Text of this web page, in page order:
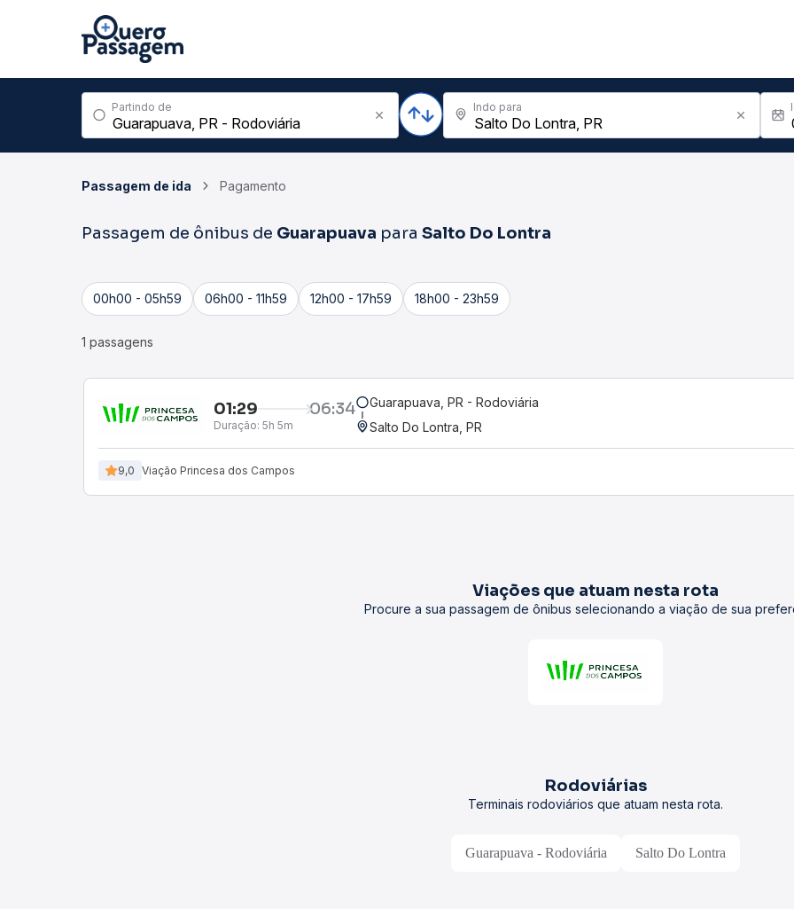
Partindo de Indo para
Passagem de ida Pagamento
Passagem de ônibus de Guarapuava para Salto Do Lontra
00h00 - 05h59 06h00 - 11h59 12h00 - 17h59 18h00 - 23h59
1 passagens
01:29 06:34
Duração: 5h 5m
Guarapuava, PR - Rodoviária
Salto Do Lontra, PR
9,0 Viação Princesa dos Campos
Viações que atuam nesta rota
Procure a sua passagem de ônibus selecionando a viação de sua
Rodoviárias
Terminais rodoviários que atuam nesta rota.
Guarapuava - Rodoviária Salto Do Lontra